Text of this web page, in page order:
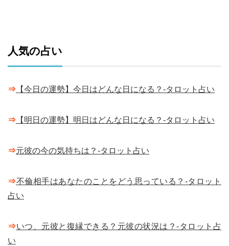
人気の占い
⇒ 【今日の運勢】今日はどんな日になる？-タロット占い
⇒ 【明日の運勢】明日はどんな日になる？-タロット占い
⇒元彼の今の気持ちは？-タロット占い
⇒不倫相手はあなたのことをどう思っている？-タロット
占い
⇒いつ、元彼と復縁できる？元彼の状況は？-タロット占
い